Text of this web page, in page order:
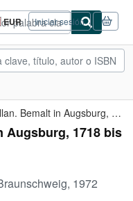
EUR
Preferencias
de
compra
del
Iniciar sesión
Meißner Porzellan. Bemalt in Augsburg, 1718 bis um 1750. Band II...
Augsburg, 1718 bis
1972